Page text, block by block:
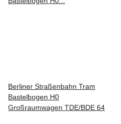
Berliner Straßenbahn Tram
Bastelbogen H0
Großraumwagen TDE/BDE 64